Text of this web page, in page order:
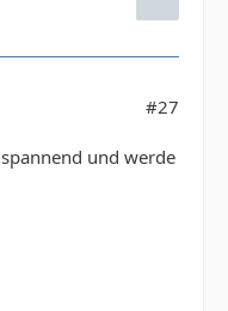
#27
und werde